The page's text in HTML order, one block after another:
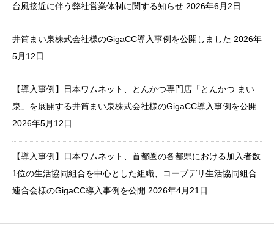
台風接近に伴う弊社営業体制に関する知らせ 2026年6月2日
井筒まい泉株式会社様のGigaCC導入事例を公開しました 2026年
5月12日
【導入事例】日本ワムネット、とんかつ専門店「とんかつ まい
泉」を展開する井筒まい泉株式会社様のGigaCC導入事例を公開
2026年5月12日
【導入事例】日本ワムネット、首都圏の各都県における加入者数
1位の生活協同組合を中心とした組織、コープデリ生活協同組合
連合会様のGigaCC導入事例を公開 2026年4月21日